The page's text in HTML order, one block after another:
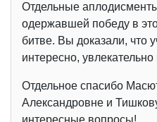
Отдельные
одержавшей победу в
битве. Вы доказали, что
интересно, увлекательно
Отдельное спасибо
Александровне и